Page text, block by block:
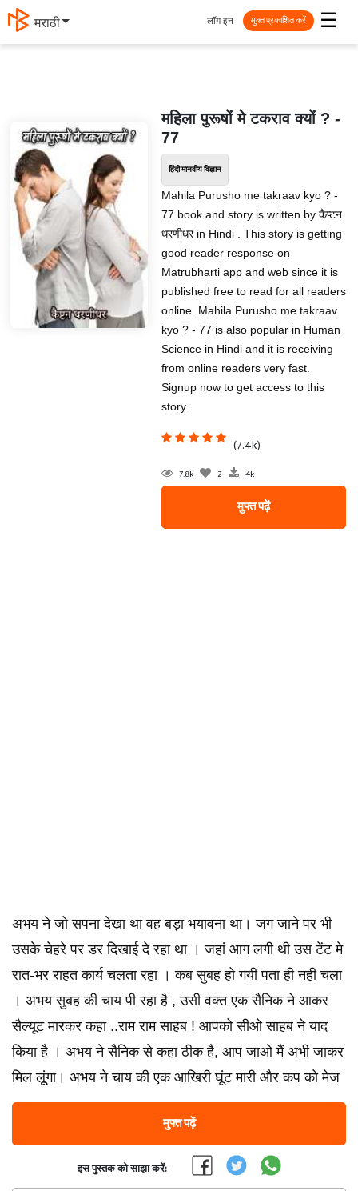
मराठी ☰
लॉग इन मुक्त प्रकाशित करें
महिला पुरूषों मे टकराव क्यों ? -
77
हिंदी मानवीय विज्ञान
Mahila Purusho me takraav kyo ? -
77 book and story is written by कैप्टन
धरणीधर in Hindi . This story is getting
good reader response on
Matrubharti app and web since it is
published free to read for all readers
online. Mahila Purusho me takraav
kyo ? - 77 is also popular in Human
Science in Hindi and it is receiving
from online readers very fast.
Signup now to get access to this
story.
(7.4k)
7.8k 2 4k
मुफ्त पढ़ें
अभय ने जो सपना देखा था वह बड़ा भयावना था। जग जाने पर भी
उसके चेहरे पर डर दिखाई दे रहा था । जहां आग लगी थी उस टेंट मे
रात-भर राहत कार्य चलता रहा । कब सुबह हो गयी पता ही नही चला
। अभय सुबह की चाय पी रहा है , उसी वक्त एक सैनिक ने आकर
सैल्यूट मारकर कहा ..राम राम साहब ! आपको सीओ साहब ने याद
किया है । अभय ने सैनिक से कहा ठीक है, आप जाओ मैं अभी जाकर
मिल लूूंगा। अभय ने चाय की एक आखिरी घूंट मारी और कप को मेज
मुफ्त पढ़ें
इस पुस्तक को साझा करें: